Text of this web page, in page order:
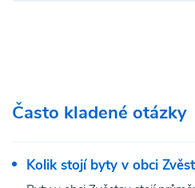
Často kladené otázky
Kolik stojí byty v obci